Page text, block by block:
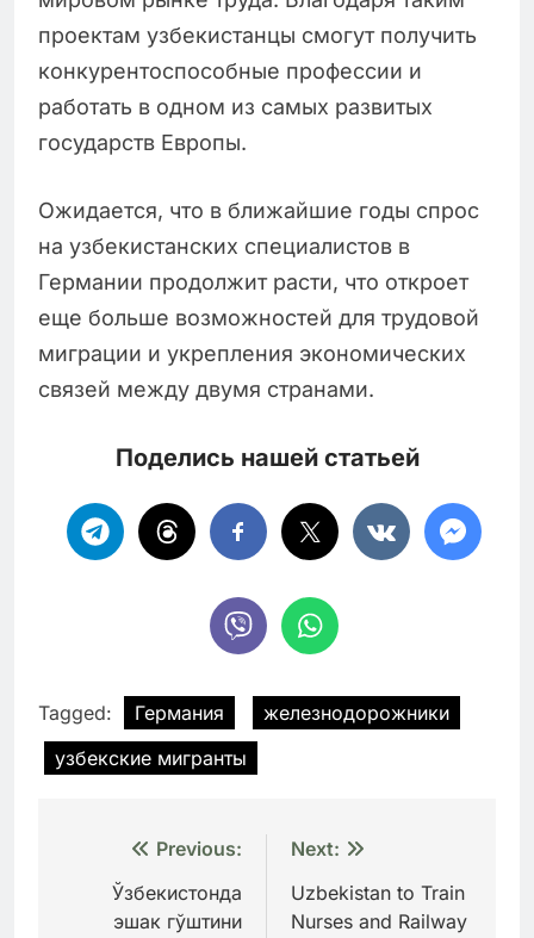
проектам узбекистанцы смогут получить
конкурентоспособные профессии и
работать в одном из самых развитых
государств Европы.
Ожидается, что в ближайшие годы спрос
на узбекистанских специалистов в
Германии продолжит расти, что откроет
еще больше возможностей для трудовой
миграции и укрепления экономических
связей между двумя странами.
Поделись нашей статьей
Tagged: Германия
железнодорожники
узбекские мигранты
Навигация
Previous:
Ўзбекистонда
эшак гўштини
Next:
Uzbekistan to Train
Nurses and Railway